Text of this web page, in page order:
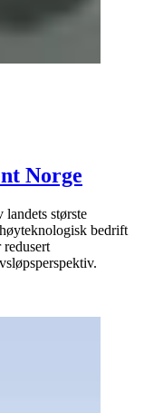
Norge
største
bedrift